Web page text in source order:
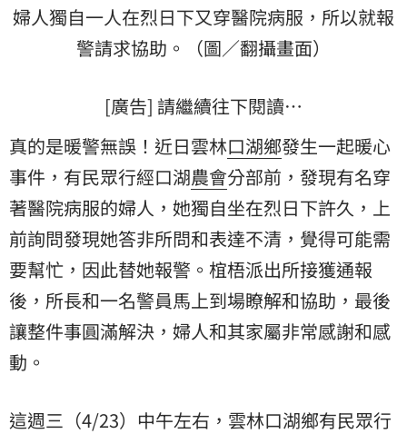
婦人獨自一人在烈日下又穿醫院病服，所以就報
警請求協助。（圖／翻攝畫面）
[廣告] 請繼續往下閱讀…
真的是暖警無誤！近日雲林口湖鄉發生一起暖心
事件，有民眾行經口湖農會分部前，發現有名穿
著醫院病服的婦人，她獨自坐在烈日下許久，上
前詢問發現她答非所問和表達不清，覺得可能需
要幫忙，因此替她報警。椬梧派出所接獲通報
後，所長和一名警員馬上到場瞭解和協助，最後
讓整件事圓滿解決，婦人和其家屬非常感謝和感
動。
這週三（4/23）中午左右，雲林口湖鄉有民眾行